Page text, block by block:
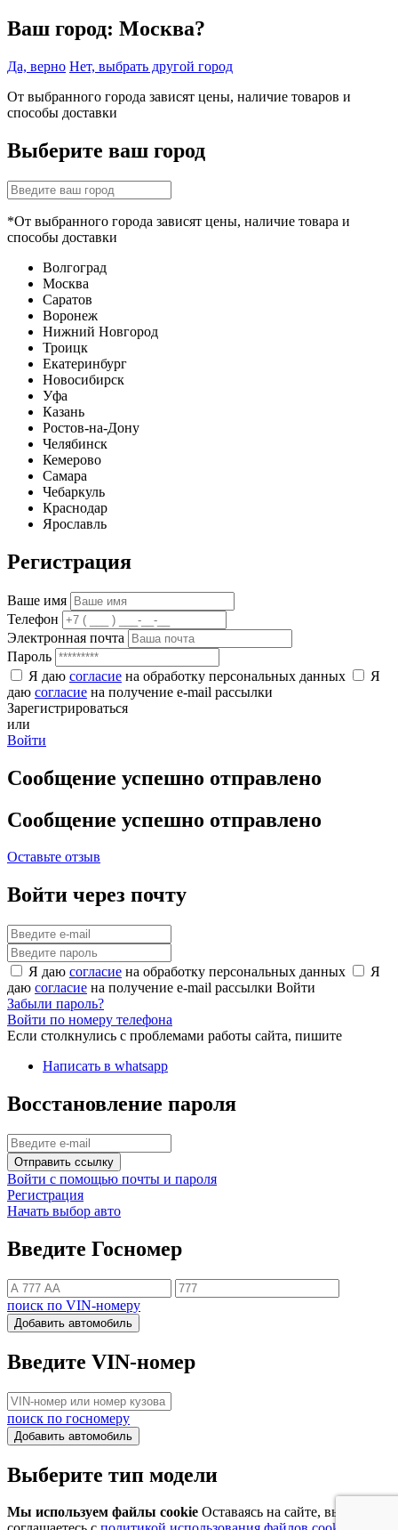
Ваш город: Москва?
Да, верно Нет, выбрать другой город
От выбранного города зависят цены, наличие товаров и
способы доставки
Выберите ваш город
*От выбранного города зависят цены, наличие товара и
способы доставки
Волгоград
Москва
Саратов
Воронеж
Нижний Новгород
Троицк
Екатеринбург
Новосибирск
Уфа
Казань
Ростов-на-Дону
Челябинск
Кемерово
Самара
Чебаркуль
Краснодар
Ярославль
Регистрация
Ваше имя
Телефон
Электронная почта
Пароль
Я даю согласие на обработку персональных данных
Я
даю согласие на получение e-mail рассылки
Зарегистрироваться
или
Войти
Сообщение успешно отправлено
Сообщение успешно отправлено
Оставьте отзыв
Войти через почту
Я даю согласие на обработку персональных данных
Я
даю согласие на получение e-mail рассылки Войти
Забыли пароль?
Войти по номеру телефона
Если столкнулись с проблемами работы сайта, пишите
Написать в whatsapp
Восстановление пароля
Отправить ссылку
Войти с помощью почты и пароля
Регистрация
Начать выбор авто
Введите Госномер
поиск по VIN-номеру
Добавить автомобиль
Введите VIN-номер
поиск по госномеру
Добавить автомобиль
Выберите тип модели
Мы используем файлы cookie Оставаясь на сайте, вы